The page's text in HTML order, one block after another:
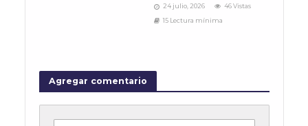
24 julio, 2026
46 Vistas
15 Lectura mínima
Agregar comentario